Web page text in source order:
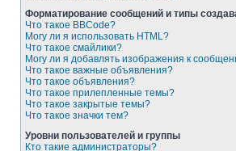
Форматирование сообщений и типы
Что такое BBCode?
Могу ли я использовать HTML?
Что такое смайлики?
Могу ли я добавлять изображения к
Что такое важные объявления?
Что такое объявления?
Что такое прилепленные темы?
Что такое закрытые темы?
Что такое значки тем?
Уровни пользователей и группы
Кто такие администраторы?